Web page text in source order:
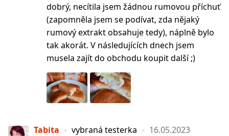
dobrý, necítila jsem žádnou rumovou příchuť
(zapomněla jsem se podívat, zda nějaký
rumový extrakt obsahuje tedy), náplně bylo
tak akorát. V následujících dnech jsem
musela zajít do obchodu koupit další ;)
Tabita vybraná testerka
16.05.2023